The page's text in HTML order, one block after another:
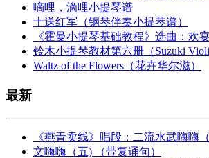
嘀哩，滴哩小提琴谱
十送红军（钢琴伴奏小提琴谱）
《霍曼小提琴基础教程》选曲：欢
铃木小提琴教材第六册（Suzuki
Waltz of the Flowers（花卉华尔滋）
最新
《燕青卖线》唱段：二流水武嗨嗨（
文嗨嗨（五) （带复诵句）